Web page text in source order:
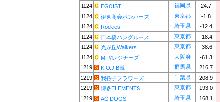
1124
EGOIST 福岡県
24.7
1124
伊東商会ボンバーズ 東京都
-1.8
1124
Rookies 埼玉県
-12.4
1124
日本橋ハングルース 東京都
-18.4
1124
光が丘Walkers 東京都
-38.6
1124
MFVレジナーズ 大阪府
-61.3
1219
K.O.J.B嵐 群馬県
216.7
1219
我孫子フラワーズ 千葉県
208.9
1219
博多ELEMENTS 東京都
193.0
1219
AG DOGS 埼玉県
168.1